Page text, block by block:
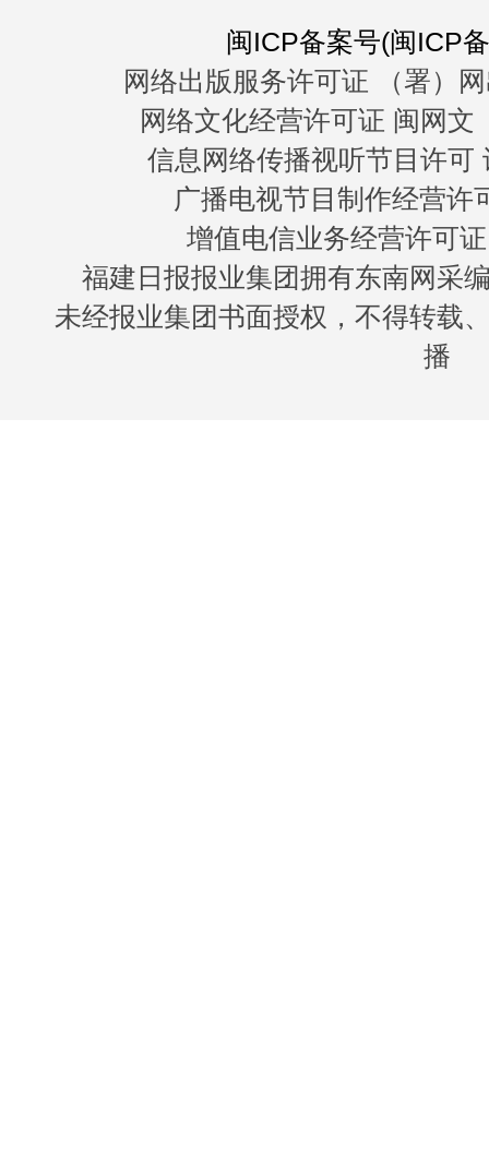
闽ICP备案号(闽ICP
网络出版服务许可证 （署）
网络文化经营许可证 闽网文
信息网络传播视听节目许可
广播电视节目制作经营许
增值电信业务经营许可
福建日报报业集团拥有东南网采
未经报业集团书面授权，不得转载
播